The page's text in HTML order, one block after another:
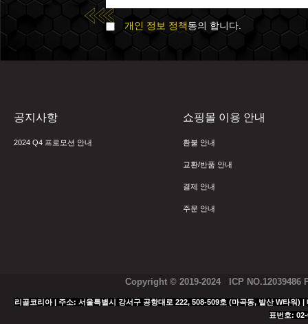
개인 정보 정책동의 합니다.
공지사항
2024 Q4 프로모션 안내
쇼핑몰 이용 안내
환불 안내
교환/반품 안내
결제 안내
주문 안내
Copyright © 2019-2024 ICP NO.12039486
리골코리아 | 주소: 서울특별시 강서구 공항대로 222, 508-509호 (마곡동, 발산 W타
표번호: